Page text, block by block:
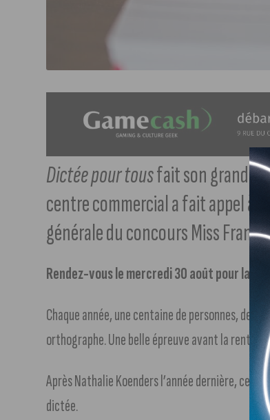
Dictée pour tousfait son grand
centre commercial a fait appel à
générale du concours Miss
Rendez-vous le mercredi 30 août pour la
Chaque année, une centaine de personnes,
orthographe. Une belle épreuve avant la
Après Nathalie Koenders l’année dernière,
dictée.